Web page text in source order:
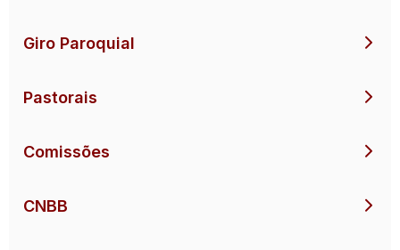
Giro Paroquial
Pastorais
Comissões
CNBB